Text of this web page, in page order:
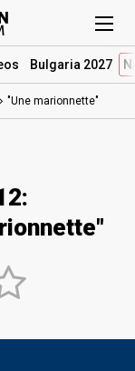
Bulgaria 2027
"Une marionnette"